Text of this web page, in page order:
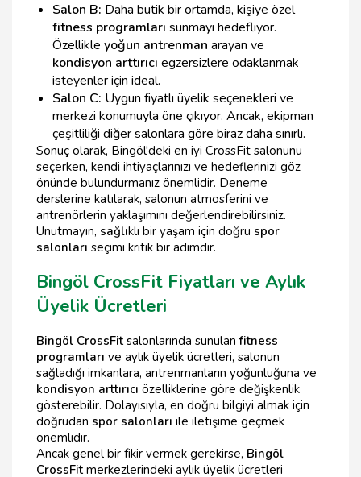
Salon B: Daha butik bir ortamda, kişiye özel
fitness programları sunmayı hedefliyor.
Özellikle yoğun antrenman arayan ve
kondisyon arttırıcı egzersizlere odaklanmak
isteyenler için ideal.
Salon C: Uygun fiyatlı üyelik seçenekleri ve
merkezi konumuyla öne çıkıyor. Ancak, ekipman
çeşitliliği diğer salonlara göre biraz daha sınırlı.
Sonuç olarak, Bingöl'deki en iyi CrossFit salonunu
seçerken, kendi ihtiyaçlarınızı ve hedeflerinizi göz
önünde bulundurmanız önemlidir. Deneme
derslerine katılarak, salonun atmosferini ve
antrenörlerin yaklaşımını değerlendirebilirsiniz.
Unutmayın, sağlıklı bir yaşam için doğru spor
salonları seçimi kritik bir adımdır.
Bingöl CrossFit Fiyatları ve Aylık
Üyelik Ücretleri
Bingöl CrossFit salonlarında sunulanfitness
programları ve aylık üyelik ücretleri, salonun
sağladığı imkanlara, antrenmanların yoğunluğuna ve
kondisyon arttırıcı özelliklerine göre değişkenlik
gösterebilir. Dolayısıyla, en doğru bilgiyi almak için
doğrudan spor salonları ile iletişime geçmek
önemlidir.
Ancak genel bir fikir vermek gerekirse, Bingöl
CrossFit merkezlerindeki aylık üyelik ücretleri